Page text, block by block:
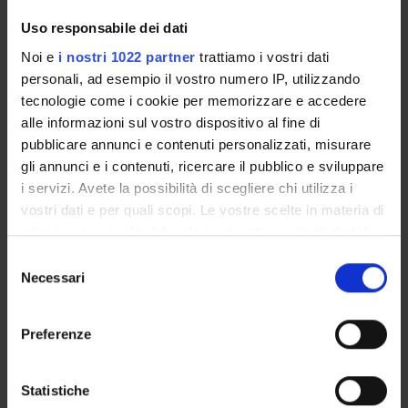
Uso responsabile dei dati
Noi e i nostri 1022 partner trattiamo i vostri dati
personali, ad esempio il vostro numero IP, utilizzando
tecnologie come i cookie per memorizzare e accedere
alle informazioni sul vostro dispositivo al fine di
pubblicare annunci e contenuti personalizzati, misurare
gli annunci e i contenuti, ricercare il pubblico e sviluppare
i servizi. Avete la possibilità di scegliere chi utilizza i
vostri dati e per quali scopi. Le vostre scelte in materia di
privacy sono applicabili solo su questa proprietà digitale
modificare o revocare il proprio consenso in qualsiasi
momento dalla Dichiarazione sui cookie o facendo clic
raccogliere informazioni sulla tua posizione
delNecessari
Preferenze
Statistiche
ORGANIZATION
GOVERNANCE
COMMITTEES
DEPARTMENT ADMINISTRATION OFFICES
DEPARTMENT FACILITIES
LABORATORIES